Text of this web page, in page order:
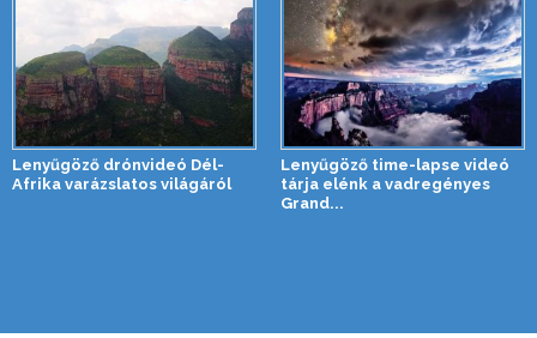
Lenyűgöző drónvideó Dél-
Afrika varázslatos világáról
Lenyűgöző time-lapse videó
tárja elénk a vadregényes
Grand...